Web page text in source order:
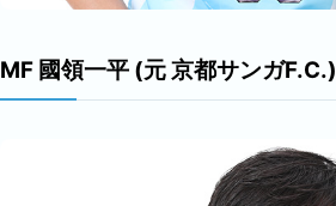
MF 國領一平 (元 京都サンガF.C.)